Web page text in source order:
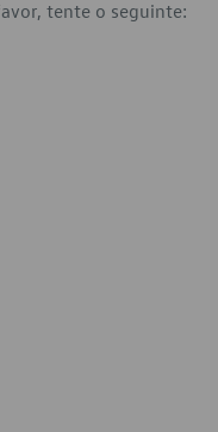
tente o seguinte: